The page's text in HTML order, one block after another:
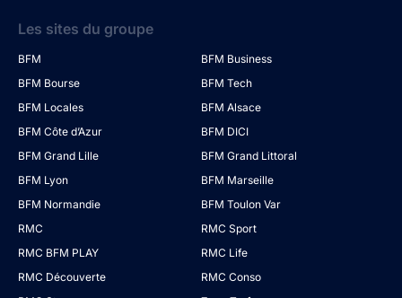
Les sites du groupe
BFM
BFM Business
BFM Bourse
BFM Tech
BFM Locales
BFM Alsace
BFM Côte d’Azur
BFM DICI
BFM Grand Lille
BFM Grand Littoral
BFM Lyon
BFM Marseille
BFM Normandie
BFM Toulon Var
RMC
RMC Sport
RMC BFM PLAY
RMC Life
RMC Découverte
RMC Conso